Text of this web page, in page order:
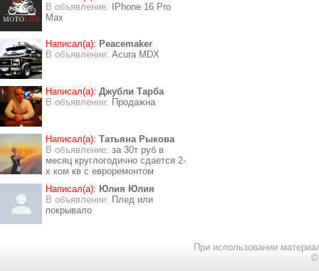
В объявление:
IPhone 16 Pro
Max
Написал(а): Peacemaker
В объявление: Acura MDX
Написал(а): Джубли Тарба
В объявление: Продажна
Написал(а): Татьяна Рыкова
В объявление: за 30т руб в
месяц круглогодично сдается 2-
х ком кв с евроремонтом
Написал(а): Юлия Юлия
В объявление: Плед или
покрывало
При использовании